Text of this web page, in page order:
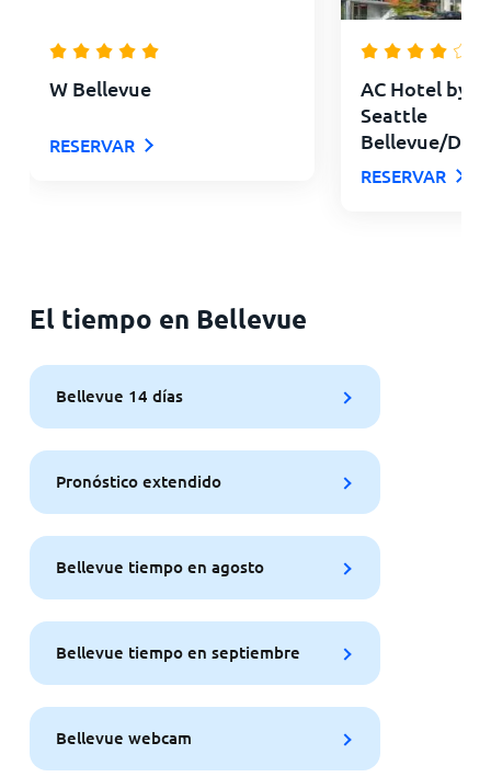
W Bellevue
RESERVAR
AC Hotel by
Seattle
Bellevue/
RESERVAR
El tiempo en Bellevue
Bellevue 14 días
Pronóstico extendido
Bellevue tiempo en agosto
Bellevue tiempo en septiembre
Bellevue webcam